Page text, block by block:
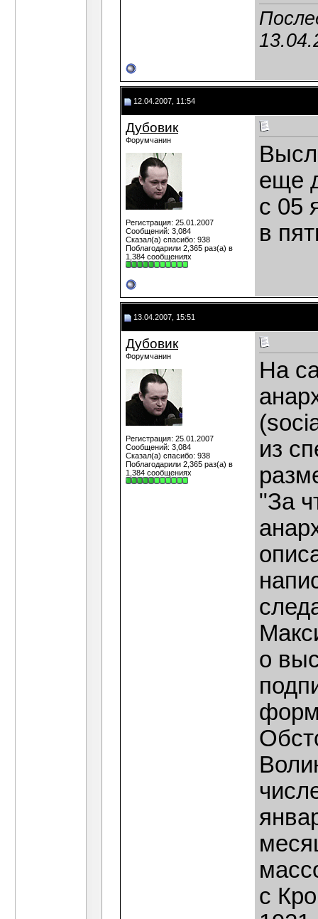
12.04.2007, 11:54
Дубовик
Форумчанин
Регистрация: 25.01.2007
Сообщений: 3,084
Сказал(а) спасибо: 938
Поблагодарили 2,365 раз(а) в
1,384 сообщениях
еще
с 05
в
13.04.2007, 15:51
Дубовик
Форумчанин
Регистрация: 25.01.2007
Сообщений: 3,084
Сказал(а) спасибо: 938
Поблагодарили 2,365 раз(а) в
1,384 сообщениях
На
из
"За
о
с